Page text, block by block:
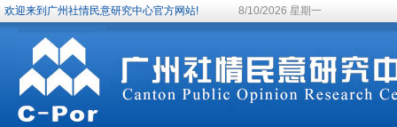
欢迎来到广州社情民意研究中心官方网站! 8/10/2026 星期一